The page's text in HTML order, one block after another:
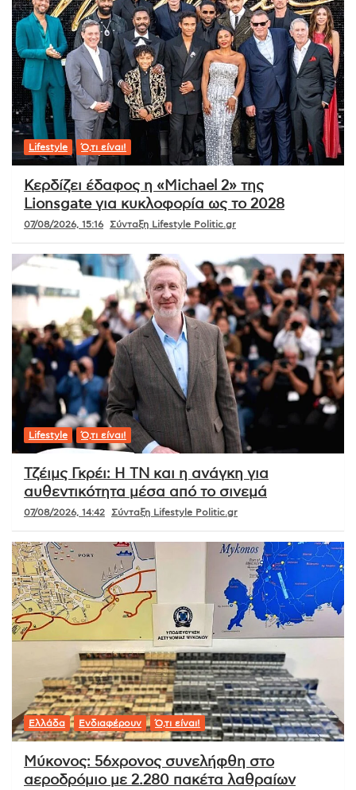
Lifestyle Ό,τι είναι!
Κερδίζει έδαφος η «Michael 2» της
Lionsgate για κυκλοφορία ως το 2028
07/08/2026, 15:16 Σύνταξη Lifestyle Politic.gr
Lifestyle Ό,τι είναι!
Τζέιμς Γκρέι: Η ΤΝ και η ανάγκη για
αυθεντικότητα μέσα από το σινεμά
07/08/2026, 14:42 Σύνταξη Lifestyle Politic.gr
Ελλάδα Ενδιαφέρουν Ό,τι είναι!
Μύκονος: 56χρονος συνελήφθη στο
αεροδρόμιο με 2.280 πακέτα λαθραίων